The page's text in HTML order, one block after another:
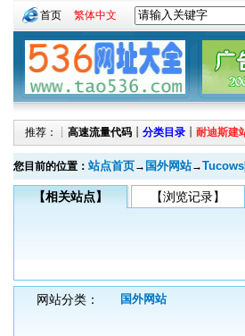
首页 繁体中文
推荐：┊ 高速流量代码 ┊ 分类目录 ┊ 耐迪斯建
您目前的位置： 站点首页→ 国外网站→
【相关站点】 【浏览记录】
网站分类： 国外网站